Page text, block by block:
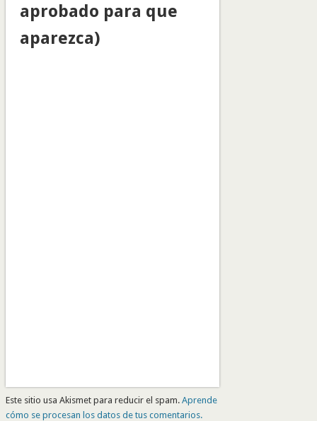
aprobado para que
aparezca)
Este sitio usa Akismet para reducir el spam. Aprende
cómo se procesan los datos de tus comentarios.